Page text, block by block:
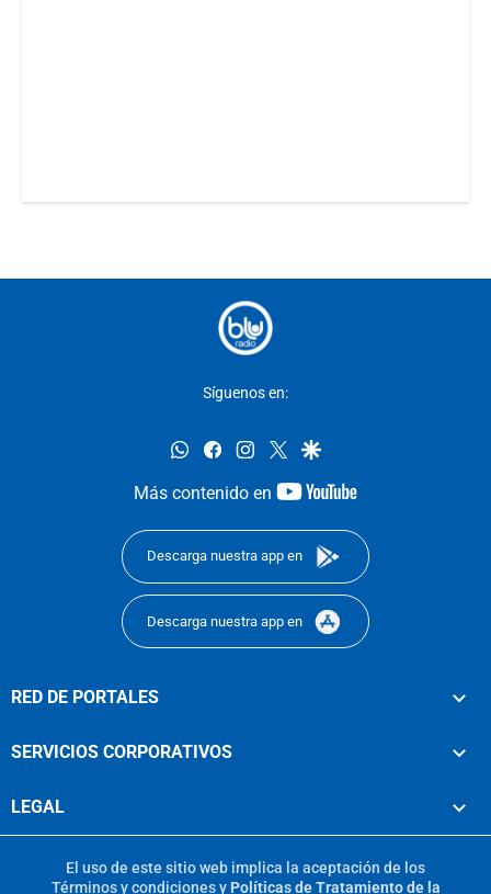
Síguenos en:
whatsappfacebookinstagram
twittergoogle
Más contenido en
youtube-
Descarga nuestra app en
Descarga nuestra app en
RED DE PORTALES
SERVICIOS CORPORATIVOS
LEGAL
El uso de este sitio web implica la aceptación de los
Términos y condicionesy Políticas de Tratamiento de la